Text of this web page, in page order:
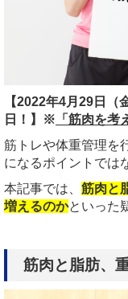
【2022年4月29日（
日！】
※ 「筋肉を考
筋トレや体重管理を
になるポイントでは
本記事では、 筋肉と
増えるのかといった
筋肉と脂肪、